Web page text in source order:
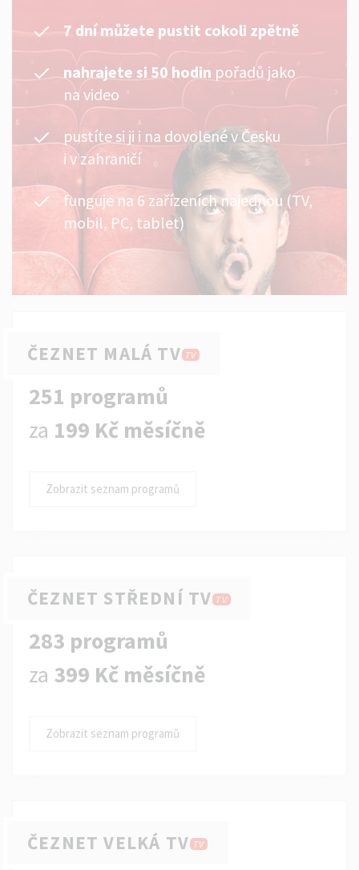
7 dní můžete pustit cokoli zpětně
nahrajete si 50 hodin pořadů jako
na video
pustíte si ji i na dovolené v Česku
i v zahraničí
funguje na 6 zařízeních najednou (TV,
mobil, PC, tablet)
ČEZNET MALÁ TV TV
251 programů
za 199 Kč měsíčně
Zobrazit seznam programů
ČEZNET STŘEDNÍ TV TV
283 programů
za 399 Kč měsíčně
Zobrazit seznam programů
ČEZNET VELKÁ TV TV